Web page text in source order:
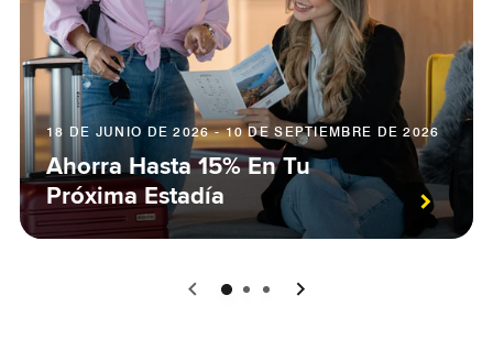
18 DE JUNIO DE 2026 - 10 DE SEPTIEMBRE DE 2026
Ahorra Hasta 15% En Tu
Próxima Estadía
0 1 2